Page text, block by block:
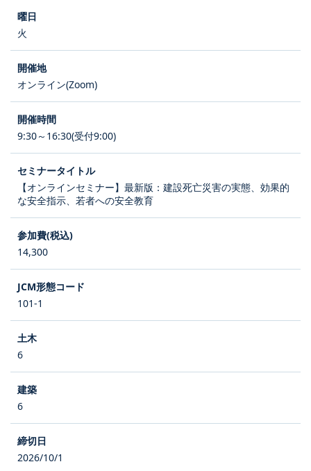
火
オンライン(Zoom)
9:30～16:30(受付9:00)
【オンラインセミナー】最新版：建設死亡災害の実態、効果的
な安全指示、若者への安全教育
14,300
101-1
6
6
2026/10/1